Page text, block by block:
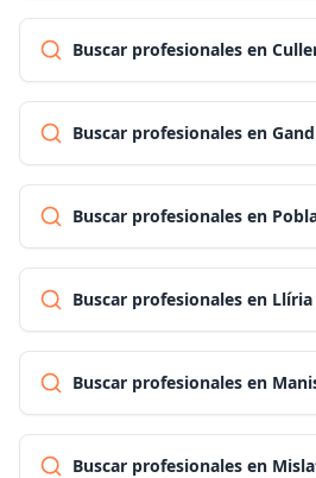
Buscar profesionales en
Buscar profesionales en
Buscar profesionales en
Buscar profesionales en Llíria
Buscar profesionales en
Buscar profesionales en